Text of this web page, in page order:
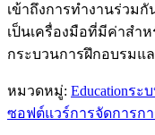
เข้าถึงการทำงานร่วม
เป็นเครื่องมือที่มีค่าสำ
กระบวนการฝึกอบรมแ
หมวดหมู่: Educationระ
ซอฟต์แวร์การจัดการก